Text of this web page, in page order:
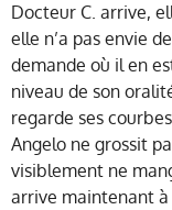
Docteur C. arrive,
elle n’a pas envie
demande où il en
niveau de son
regarde ses
Angelo ne grossit
visiblement ne
arrive maintenant à